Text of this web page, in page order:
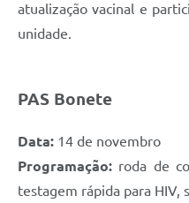
atualização vacinal e
unidade.
PAS Bonete
Data: 14 de novembro
Programação: roda de
testagem rápida para HIV,